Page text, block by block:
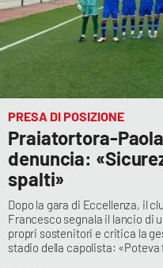
Lamezia Terme
PROGETTI
SPECIALI
Buona Sanità Calabria
LA
CALABRIAVISIONE
Destinazioni
Eventi
PRESA DI POSIZIONE
Praiatortora-
denuncia:
spalti»
Dopo la gara di Eccellenza, il
Francesco segnala il lancio di
propri sostenitori e critica la
stadio della capolista: